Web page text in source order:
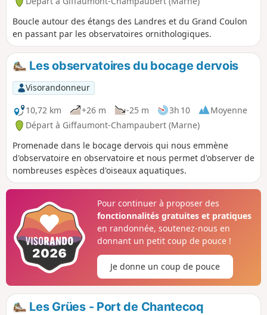
Boucle autour des étangs des Landres et du Grand Coulon
en passant par les observatoires ornithologiques.
Les observatoires du bocage dervois
Visorandonneur
10,72 km
+26 m -25 m 3h 10
Moyenne
Départ à Giffaumont-Champaubert (Marne)
Promenade dans le bocage dervois qui nous emmène
d'observatoire en observatoire et nous permet d'observer de
nombreuses espèces d'oiseaux aquatiques.
Pour continuer à proposer des
fonctionnalités gratuites et pratiques
en randonnée, soutenez-nous en
donnant un petit coup de pouce !
Je donne un coup de pouce
Les Grües - Port de Chantecoq